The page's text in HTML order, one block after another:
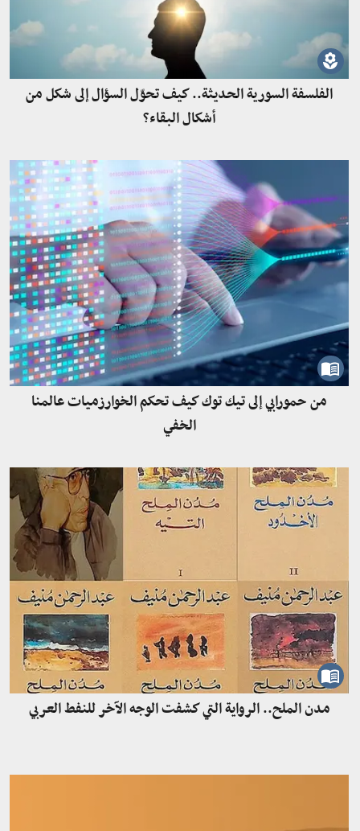
الفلسفة السورية الحديثة.. كيف تحوّل السؤال إلى شكل من
أشكال البقاء؟
من حمورابي إلى تيك توك كيف تحكم الخوارزميات عالمنا
الخفي
مدن الملح.. الرواية التي كشفت الوجه الآخر للنفط العربي